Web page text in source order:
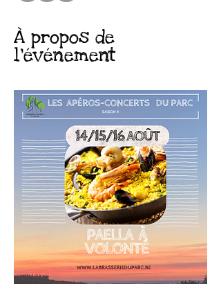
À propos de
l'événement